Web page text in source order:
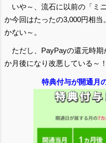
いや～、流石に以前の「ミ
か今回はたったの3,000円相
かない～。
ただし、PayPayの還元時
か月後になり改悪している～
特典付与が開通月